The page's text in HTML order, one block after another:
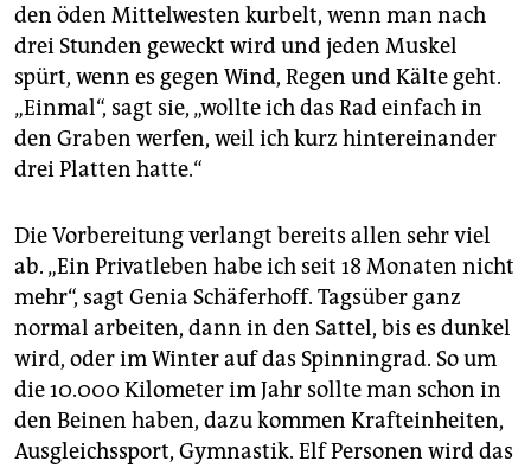
den öden Mittelwesten kurbelt, wenn man nach
drei Stunden geweckt wird und jeden Muskel
spürt, wenn es gegen Wind, Regen und Kälte geht.
„Einmal“, sagt sie, „wollte ich das Rad einfach in
den Graben werfen, weil ich kurz hintereinander
drei Platten hatte.“
Die Vorbereitung verlangt bereits allen sehr viel
ab. „Ein Privatleben habe ich seit 18 Monaten nicht
mehr“, sagt Genia Schäferhoff. Tagsüber ganz
normal arbeiten, dann in den Sattel, bis es dunkel
wird, oder im Winter auf das Spinningrad. So um
die 10.000 Kilometer im Jahr sollte man schon in
den Beinen haben, dazu kommen Krafteinheiten,
Ausgleichssport, Gymnastik. Elf Personen wird das